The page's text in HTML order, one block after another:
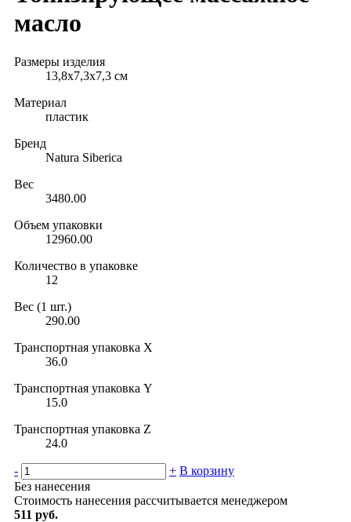
масло
Размеры изделия
13,8х7,3x7,3 см
Материал
пластик
Бренд
Natura Siberica
Вес
3480.00
Объем упаковки
12960.00
Количество в упаковке
12
Вес (1 шт.)
290.00
Транспортная упаковка X
36.0
Транспортная упаковка Y
15.0
Транспортная упаковка Z
24.0
- + В корзину
Без нанесения
Стоимость нанесения рассчитывается менеджером
511 руб.